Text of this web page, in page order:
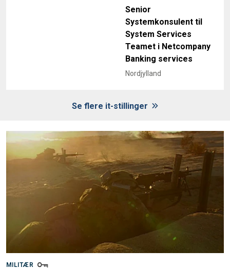
Senior
Systemkonsulent til
System Services
Teamet i Netcompany
Banking services
Nordjylland
Se flere it-stillinger
MILITÆR